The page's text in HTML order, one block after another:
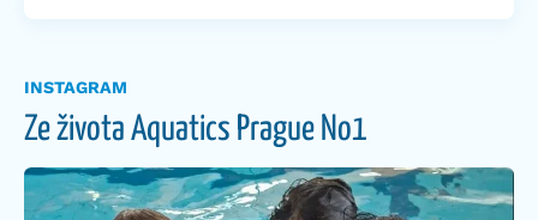
INSTAGRAM
Ze života Aquatics Prague No1